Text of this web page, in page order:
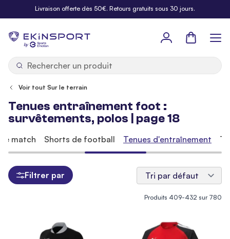
Allez au contenuLivraison offerte dès 50€. Retours gratuits sous 30 jours.
by
Panier
Voir tout Sur le terrain
Tenues entraînement foot :
survêtements, polos | page 18
Produits 409-432 sur 780
match Shorts de football Tenues d'entraînement
Filtrer par